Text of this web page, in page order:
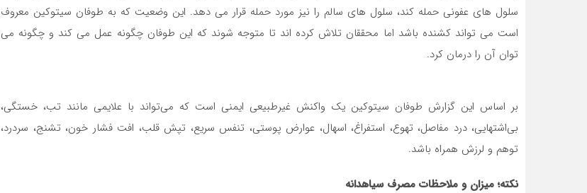
سلول های عفونی حمله کند، سلول های سالم را نیز مورد حمله قرار می دهد. این وضعیت که به طوفان سیتوکین معروف
است می تواند کشنده باشد اما محققان تلاش کرده اند تا متوجه شوند که این طوفان چگونه عمل می کند و چگونه می
توان آن را درمان کرد.
بر اساس این گزارش طوفان سیتوکین یک واکنش غیرطبیعی ایمنی است که می‌تواند با علایمی مانند تب، خستگی،
بی‌اشتهایی، درد مفاصل، تهوع، استفراغ، اسهال، عوارض پوستی، تنفس سریع، تپش قلب، افت فشار خون، تشنج، سردرد،
توهم و لرزش همراه باشد.
نکته؛ میزان و ملاحظات مصرف سیاهدانه